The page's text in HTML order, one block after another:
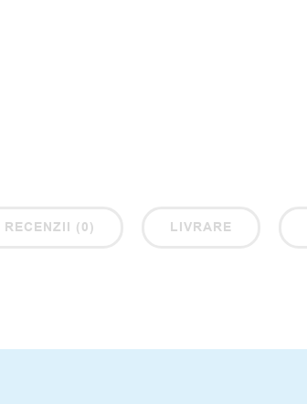
RECENZII (0) LIVRARE